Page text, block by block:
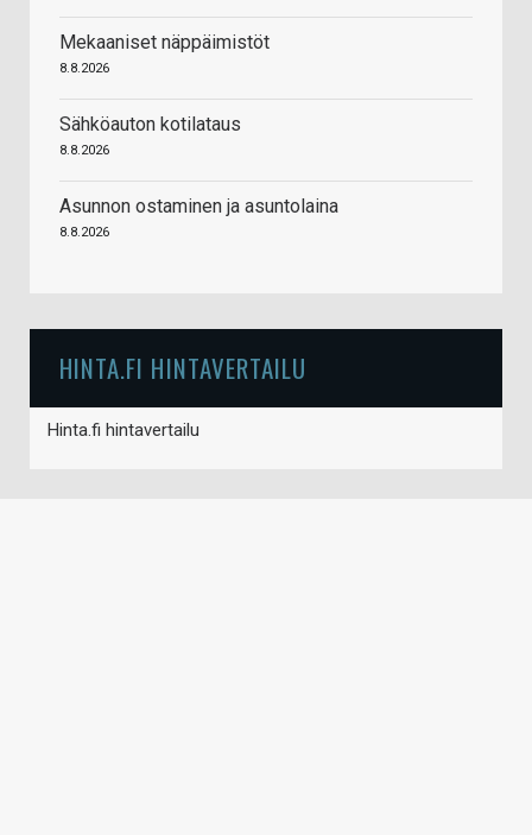
Mekaaniset näppäimistöt
8.8.2026
Sähköauton kotilataus
8.8.2026
Asunnon ostaminen ja asuntolaina
8.8.2026
HINTA.FI HINTAVERTAILU
Hinta.fi hintavertailu